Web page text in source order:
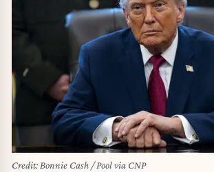
Credit: Bonnie Cash / Pool via CNP